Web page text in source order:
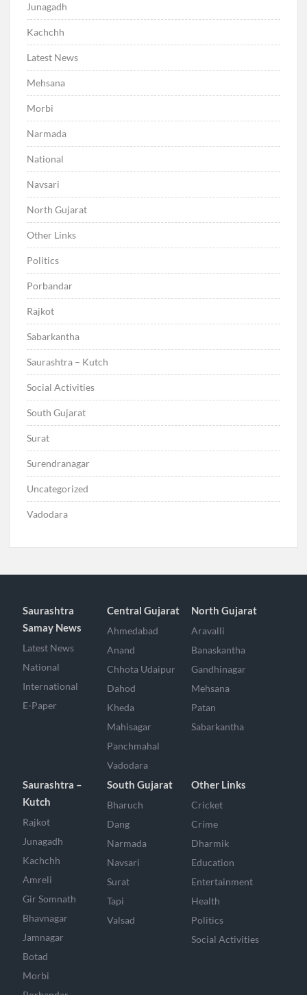
Junagadh
Kachchh
Latest News
Mehsana
Morbi
Narmada
National
Navsari
North Gujarat
Other Links
Politics
Porbandar
Rajkot
Sabarkantha
Saurashtra – Kutch
Social Activities
South Gujarat
Surat
Surendranagar
Uncategorized
Vadodara
Saurashtra
Samay News
Latest News
National
International
E-Paper
Central Gujarat
Ahmedabad
Anand
Chhota Udaipur
Dahod
Kheda
Mahisagar
Panchmahal
Vadodara
North Gujarat
Aravalli
Banaskantha
Gandhinagar
Mehsana
Patan
Sabarkantha
Saurashtra –
Kutch
Rajkot
Junagadh
Kachchh
Amreli
Gir Somnath
Bhavnagar
Jamnagar
Botad
Morbi
South Gujarat
Bharuch
Dang
Narmada
Navsari
Surat
Tapi
Valsad
Other Links
Cricket
Crime
Dharmik
Education
Entertainment
Health
Politics
Social Activities